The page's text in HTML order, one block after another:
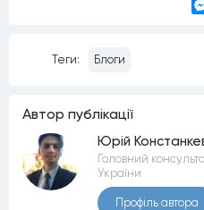
Теги: Блоги
Автор публiкацiї
Юрій
Головний
України
Профiль автора